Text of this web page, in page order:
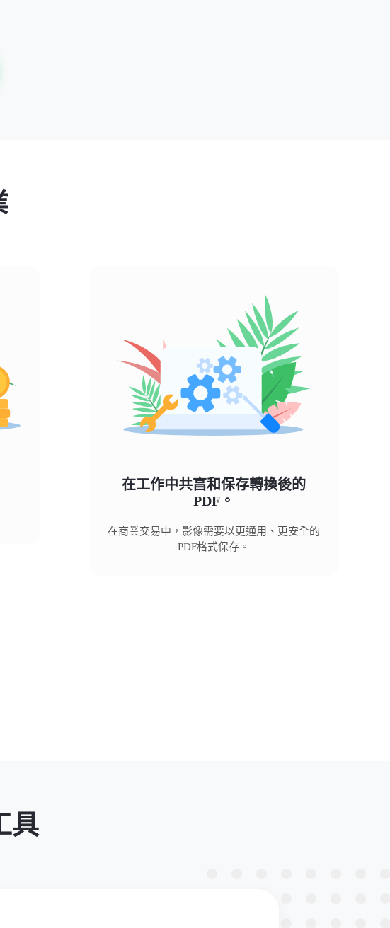
在工作中共亯和保存轉換後的
PDF。
在商業交易中，影像需要以更通用、更安全的
PDF格式保存。
具